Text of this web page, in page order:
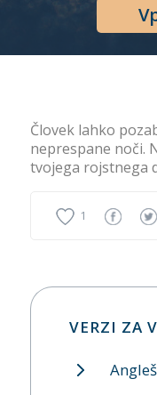
Človek lahko
neprespane noči.
tvojega rojstnega
1
VERZI ZA